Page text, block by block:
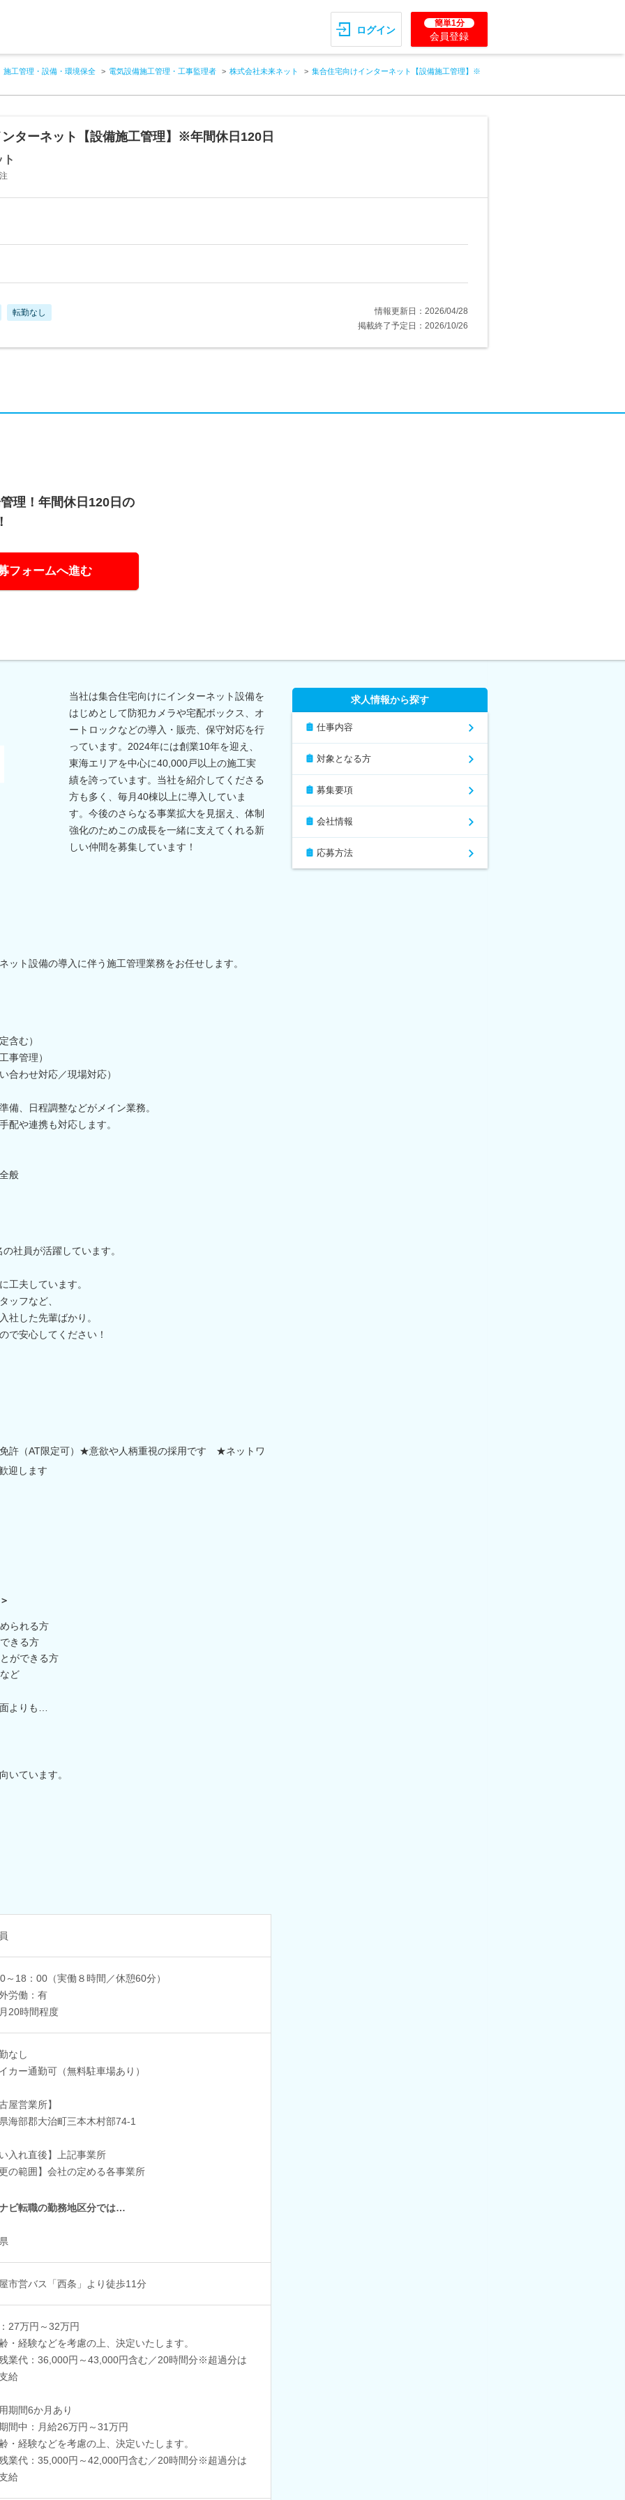
ログイン
簡単1分
会員登録
施工管理・設備・環境保全 電気設備施工管理・工事監理者 株式会社未来ネット 集合住宅向けインターネット【設備施工管理】※
ターネット【設備施工管理】※年間休日120日
転勤なし
情報更新日：2026/04/28
掲載終了予定日：2026/10/26
理！年間休日120日の
フォームへ進む
当社は集合住宅向けにインターネット設備を
はじめとして防犯カメラや宅配ボックス、オ
ートロックなどの導入・販売、保守対応を行
っています。2024年には創業10年を迎え、
東海エリアを中心に40,000戸以上の施工実
績を誇っています。当社を紹介してくださる
方も多く、毎月40棟以上に導入していま
す。今後のさらなる事業拡大を見据え、体制
強化のためこの成長を一緒に支えてくれる新
しい仲間を募集しています！
ット設備の導入に伴う施工管理業務をお任せします。
含む）
事管理）
合わせ対応／現場対応）
備、日程調整などがメイン業務。
配や連携も対応します。
般
社員が活躍しています。
工夫しています。
ッフなど、
社した先輩ばかり。
で安心してください！
許（AT限定可）★意欲や人柄重視の採用です ★ネットワ
迎します
られる方
きる方
ができる方
ど
よりも…
いています。
～18：00（実働８時間／休憩60分）
労働：有
20時間程度
なし
カー通勤可（無料駐車場あり）
屋営業所】
海部郡大治町三本木村部74-1
入れ直後】上記事業所
の範囲】会社の定める各事業所
ビ転職の勤務地区分では…
市営バス「西条」より徒歩11分
27万円～32万円
・経験などを考慮の上、決定いたします。
業代：36,000円～43,000円含む／20時間分※超過分は
給
期間6か月あり
間中：月給26万円～31万円
・経験などを考慮の上、決定いたします。
業代：35,000円～42,000円含む／20時間分※超過分は
給
求人情報から探す
仕事内容
対象となる方
募集要項
会社情報
応募方法